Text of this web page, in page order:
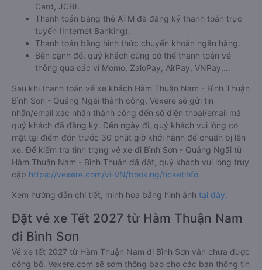
Card, JCB).
Thanh toán bằng thẻ ATM đã đăng ký thanh toán trực
tuyến (Internet Banking).
Thanh toán bằng hình thức chuyển khoản ngân hàng.
Bên cạnh đó, quý khách cũng có thể thanh toán vé
thông qua các ví Momo, ZaloPay, AirPay, VNPay,…
Sau khi thanh toán vé xe khách Hàm Thuận Nam - Bình Thuận
Bình Sơn - Quảng Ngãi thành công, Vexere sẽ gửi tin
nhắn/email xác nhận thành công đến số điện thoại/email mà
quý khách đã đăng ký. Đến ngày đi, quý khách vui lòng có
mặt tại điểm đón trước 30 phút giờ khởi hành để chuẩn bị lên
xe. Để kiểm tra tình trạng vé xe đi Bình Sơn - Quảng Ngãi từ
Hàm Thuận Nam - Bình Thuận đã đặt, quý khách vui lòng truy
cập https://vexere.com/vi-VN/booking/ticketinfo
Xem hướng dẫn chi tiết, minh họa bằng hình ảnh tại đây.
Đặt vé xe Tết 2027 từ Hàm Thuận Nam
đi Bình Sơn
Vé xe tết 2027 từ Hàm Thuận Nam đi Bình Sơn vẫn chưa được
công bố. Vexere.com sẽ sớm thông báo cho các bạn thông tin